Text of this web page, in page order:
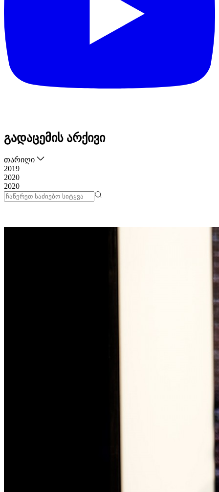
გადაცემის არქივი
თარიღი
2019
2020
2020